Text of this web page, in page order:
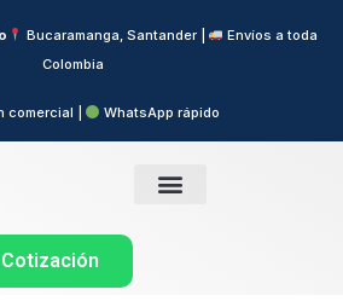
Bucaramanga, Santander |
Envíos a toda
Colombia
comercial | WhatsApp rápido